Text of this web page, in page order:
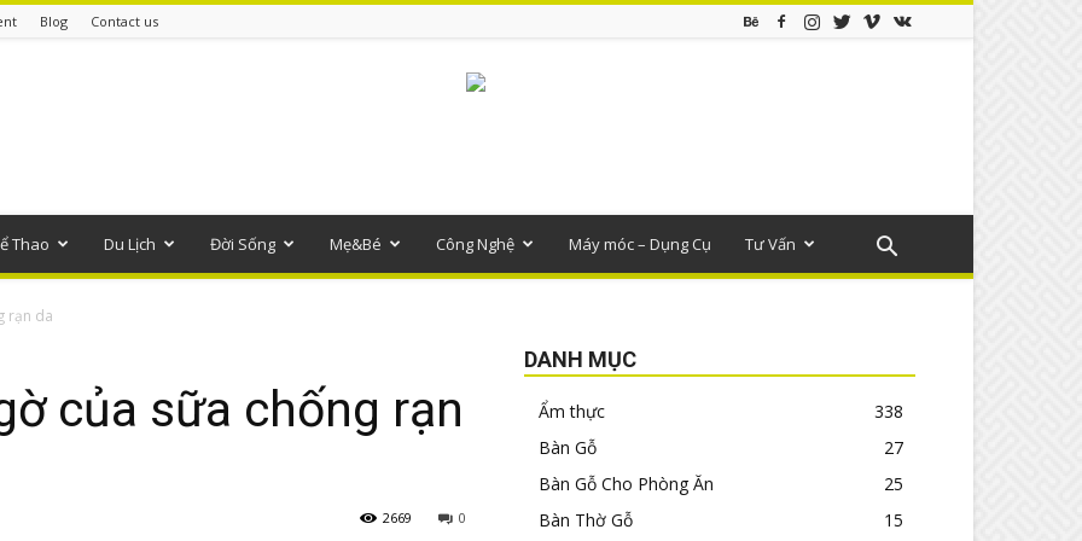
Blog Contact us
Thao Du Lịch Đời Sống Mẹ&Bé Công Nghệ Máy móc – Dụng Cụ Tư Vấn
rạn da
của sữa chống rạn
0
2669
DANH MỤC
Ẩm thực
338
Bàn Gỗ
27
Bàn Gỗ Cho Phòng Ăn
25
Bàn Thờ Gỗ
15